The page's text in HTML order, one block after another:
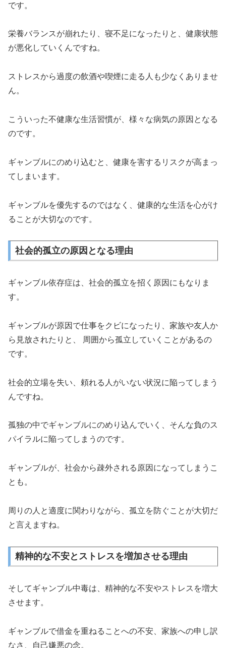
です。
栄養バランスが崩れたり、寝不足になったりと、健康状態
が悪化していくんですね。
ストレスから過度の飲酒や喫煙に走る人も少なくありませ
ん。
こういった不健康な生活習慣が、様々な病気の原因となる
のです。
ギャンブルにのめり込むと、健康を害するリスクが高まっ
てしまいます。
ギャンブルを優先するのではなく、健康的な生活を心がけ
ることが大切なのです。
社会的孤立の原因となる理由
ギャンブル依存症は、社会的孤立を招く原因にもなりま
す。
ギャンブルが原因で仕事をクビになったり、家族や友人か
ら見放されたりと、 周囲から孤立していくことがあるの
です。
社会的立場を失い、頼れる人がいない状況に陥ってしまう
んですね。
孤独の中でギャンブルにのめり込んでいく、そんな負のス
パイラルに陥ってしまうのです。
ギャンブルが、社会から疎外される原因になってしまうこ
とも。
周りの人と適度に関わりながら、孤立を防ぐことが大切だ
と言えますね。
精神的な不安とストレスを増加させる理由
そしてギャンブル中毒は、精神的な不安やストレスを増大
させます。
ギャンブルで借金を重ねることへの不安、家族への申し訳
なさ、自己嫌悪の念。